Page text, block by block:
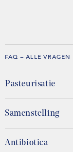
FAQ – ALLE VRAGEN
Pasteurisatie
Samenstelling
Antibiotica